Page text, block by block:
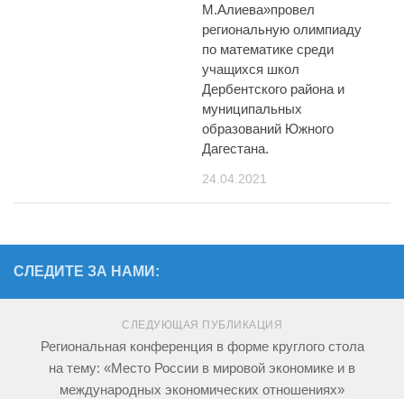
М.Алиева»провел
региональную олимпиаду
по математике среди
учащихся школ
Дербентского района и
муниципальных
образований Южного
Дагестана.
24.04.2021
СЛЕДИТЕ ЗА НАМИ:
СЛЕДУЮЩАЯ ПУБЛИКАЦИЯ
Региональная конференция в форме круглого стола
на тему: «Место России в мировой экономике и в
международных экономических отношениях»